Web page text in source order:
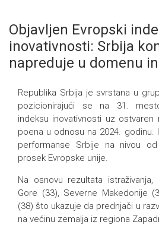
Objavljen Evropski
inovativnosti: Srbija
napreduje u domenu
Republika Srbija je svrstana u
pozicionirajući se na 31.
indeksu inovativnosti uz
poena u odnosu na 2024. godinu.
performanse Srbije na nivou
prosek Evropske unije.
Na osnovu rezultata
Gore (33), Severne Makedonije
(38) što ukazuje da prednjači u
na većinu zemalja iz regiona